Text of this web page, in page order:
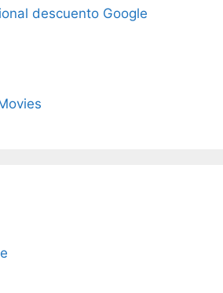
descuento Google